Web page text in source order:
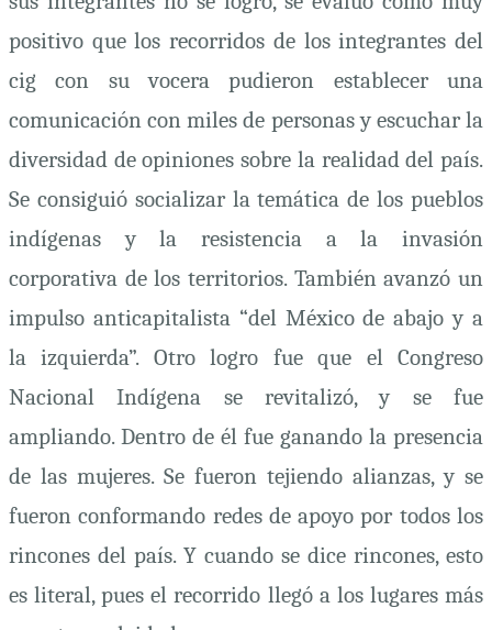
positivo que los recorridos de los integrantes del
cig con su vocera pudieron establecer una
comunicación con miles de personas y escuchar la
diversidad de opiniones sobre la realidad del país.
Se consiguió socializar la temática de los pueblos
indígenas y la resistencia a la invasión
corporativa de los territorios. También avanzó un
impulso anticapitalista “del México de abajo y a
la izquierda”. Otro logro fue que el Congreso
Nacional Indígena se revitalizó, y se fue
ampliando. Dentro de él fue ganando la presencia
de las mujeres. Se fueron tejiendo alianzas, y se
fueron conformando redes de apoyo por todos los
rincones del país. Y cuando se dice rincones, esto
es literal, pues el recorrido llegó a los lugares más